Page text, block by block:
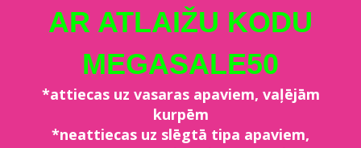
AR ATLAIŽU KODU
MEGASALE50
*attiecas uz vasaras apaviem, vaļējām
kurpēm
*neattiecas uz slēgtā tipa apaviem,